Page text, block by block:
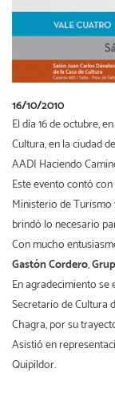
16/10/2010
El día 16 de octubre,
Cultura, en la ciudad
AADI Haciendo
Este evento contó
Ministerio de Turismo
brindó lo necesario
Con mucho
Gastón Cordero,
En agradecimiento
Secretario de Cultura
Chagra, por su
Asistió en
Quipildor.